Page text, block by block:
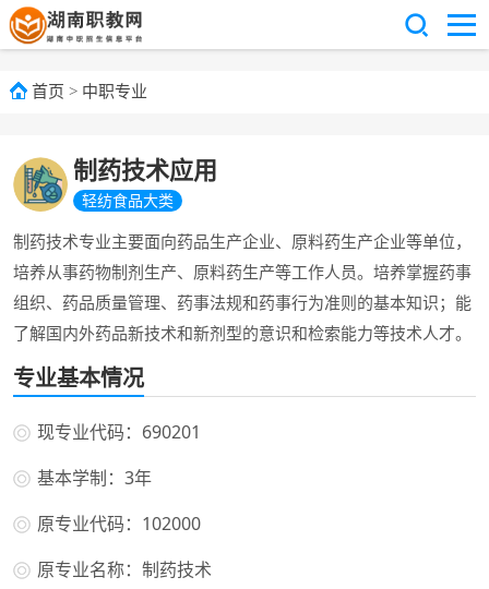
首页 > 中职专业
制药技术应用
轻纺食品大类
制药技术专业主要面向药品生产企业、原料药生产企业等单位，
培养从事药物制剂生产、原料药生产等工作人员。培养掌握药事
组织、药品质量管理、药事法规和药事行为准则的基本知识；能
了解国内外药品新技术和新剂型的意识和检索能力等技术人才。
专业基本情况
现专业代码：690201
基本学制：3年
原专业代码：102000
原专业名称：制药技术